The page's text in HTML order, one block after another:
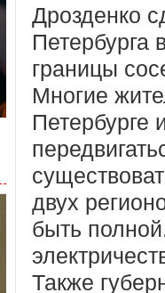
Дрозденко
Петербурга
границы
Многие
Петербурге
двух
быть
Также